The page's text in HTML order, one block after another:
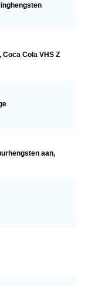
Cola VHS Z
aan,